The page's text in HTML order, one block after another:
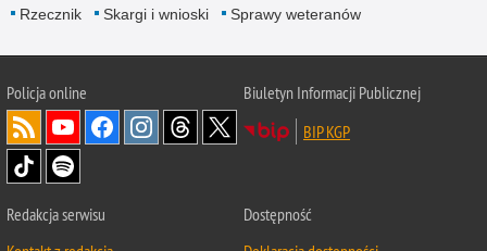
Rzecznik Skargi i wnioski Sprawy weteranów
Policjaonline
Biuletyn Informacji Publicznej
BIP KGP
Redakcja serwisu
Dostępność